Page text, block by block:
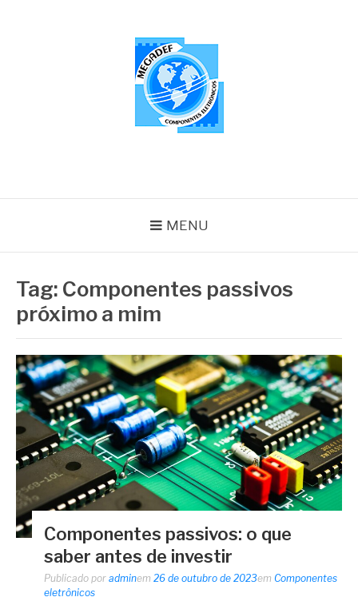
MENU
Tag: Componentes passivos
próximo a mim
Componentes passivos: o que
saber antes de investir
Publicado por adminem 26 de outubro de 2023em Componentes
eletrônicos